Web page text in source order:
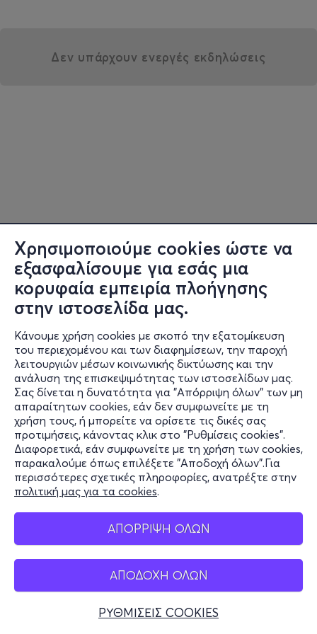
Χρησιμοποιούμε cookies ώστε να
εξασφαλίσουμε για εσάς μια
κορυφαία εμπειρία πλοήγησης
στην ιστοσελίδα μας.
Κάνουμε χρήση cookies με σκοπό την εξατομίκευση
του περιεχομένου και των διαφημίσεων, την παροχή
λειτουργιών μέσων κοινωνικής δικτύωσης και την
ανάλυση της επισκεψιμότητας των ιστοσελίδων μας.
Σας δίνεται η δυνατότητα για "Απόρριψη όλων" των μη
απαραίτητων cookies, εάν δεν συμφωνείτε με τη
χρήση τους, ή μπορείτε να ορίσετε τις δικές σας
προτιμήσεις, κάνοντας κλικ στο "Ρυθμίσεις cookies".
Διαφορετικά, εάν συμφωνείτε με τη χρήση των cookies,
παρακαλούμε όπως επιλέξετε "Αποδοχή όλων".Για
περισσότερες σχετικές πληροφορίες, ανατρέξτε στην
πολιτική μας για τα cookies.
ΑΠΟΡΡΙΨΗ ΟΛΩΝ
ΑΠΟΔΟΧΗ ΟΛΩΝ
ΡΥΘΜΙΣΕΙΣ COOKIES
Δεν υπάρχουν ενεργές εκδηλώσεις